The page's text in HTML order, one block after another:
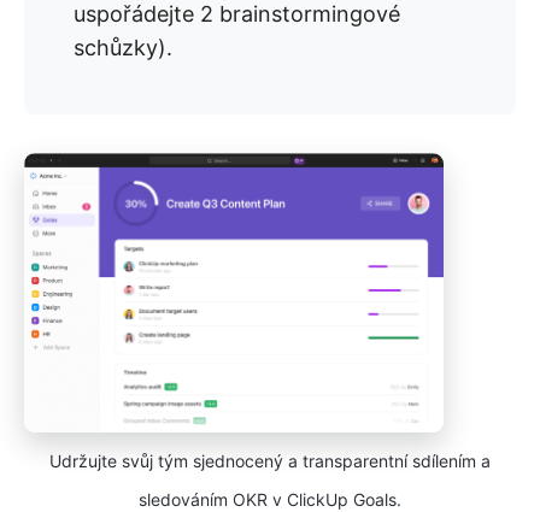
uspořádejte 2 brainstormingové
schůzky).
Udržujte svůj tým sjednocený a transparentní sdílením a
sledováním OKR v ClickUp Goals.